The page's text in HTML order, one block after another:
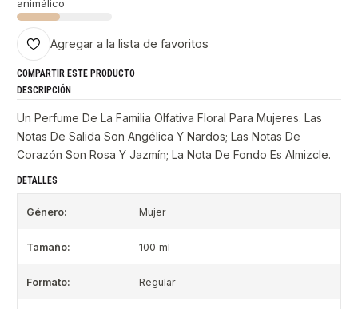
animálico
Agregar a la lista de favoritos
COMPARTIR ESTE PRODUCTO
DESCRIPCIÓN
Un Perfume De La Familia Olfativa Floral Para Mujeres. Las
Notas De Salida Son Angélica Y Nardos; Las Notas De
Corazón Son Rosa Y Jazmín; La Nota De Fondo Es Almizcle.
DETALLES
Género: Mujer
Tamaño: 100 ml
Formato: Regular